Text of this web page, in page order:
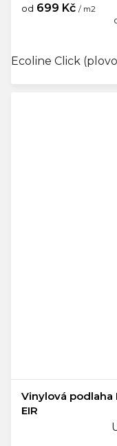
od 699 Kč / m2
Ecoline Click
Vinylová podlaha
EIR